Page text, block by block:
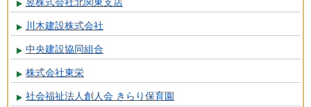
昱株式会社北関東支店
川木建設株式会社
中央建設協同組合
株式会社東栄
社会福祉法人創人会 きらり保育園